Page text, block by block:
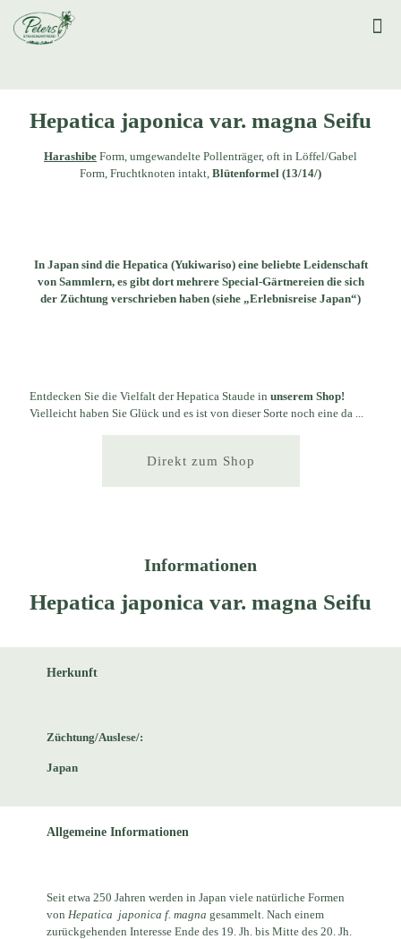
Hepatica japonica var. magna Seifu
Harashibe Form, umgewandelte Pollenträger, oft in Löffel/Gabel
Form, Fruchtknoten intakt, Blütenformel (13/14/)
In Japan sind die Hepatica (Yukiwariso) eine beliebte Leidenschaft
von Sammlern, es gibt dort mehrere Special-Gärtnereien die sich
der Züchtung verschrieben haben (siehe „Erlebnisreise Japan“)
Entdecken Sie die Vielfalt der Hepatica Staude in unserem Shop!
Vielleicht haben Sie Glück und es ist von dieser Sorte noch eine da ...
Direkt zum Shop
Informationen
Hepatica japonica var. magna Seifu
Herkunft
Züchtung/Auslese/:
Japan
Allgemeine Informationen
Seit etwa 250 Jahren werden in Japan viele natürliche Formen
von Hepatica japonica f. magnagesammelt. Nach einem
zurückgehenden Interesse Ende des 19. Jh. bis Mitte des 20. Jh.